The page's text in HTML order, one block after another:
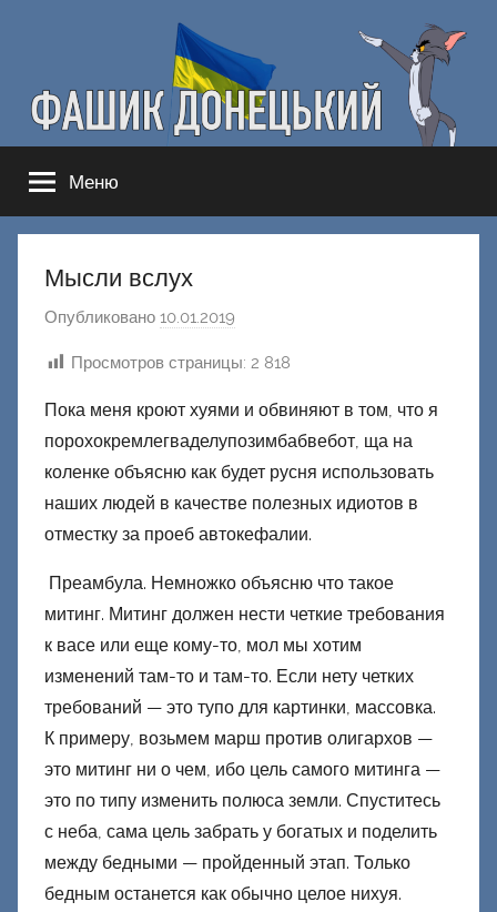
Фашик
Донецкий
гнобят
русню
Меню
Мысли вслух
Опубликовано 10.01.2019
т
о
р
ш
и
н
е
ц
к
и
й
Просмотров страницы: 2 818
Пока меня кроют хуями и обвиняют в том, что я
порохокремлегваделупозимбабвебот, ща на
коленке объясню как будет русня использовать
наших людей в качестве полезных идиотов в
отместку за проеб автокефалии.
Преамбула. Немножко объясню что такое
митинг. Митинг должен нести четкие требования
к васе или еще кому-то, мол мы хотим
изменений там-то и там-то. Если нету четких
требований — это тупо для картинки, массовка.
К примеру, возьмем марш против олигархов —
это митинг ни о чем, ибо цель самого митинга —
это по типу изменить полюса земли. Спуститесь
с неба, сама цель забрать у богатых и поделить
между бедными — пройденный этап. Только
бедным останется как обычно целое нихуя.